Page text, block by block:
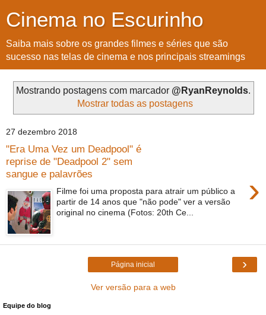
Cinema no Escurinho
Saiba mais sobre os grandes filmes e séries que são
sucesso nas telas de cinema e nos principais streamings
Mostrando postagens com marcador @RyanReynolds.
Mostrar todas as postagens
27 dezembro 2018
"Era Uma Vez um Deadpool" é
reprise de "Deadpool 2" sem
sangue e palavrões
›
Filme foi uma proposta para atrair um público a
partir de 14 anos que "não pode" ver a versão
original no cinema (Fotos: 20th Ce...
›
Página inicial
Ver versão para a web
Equipe do blog